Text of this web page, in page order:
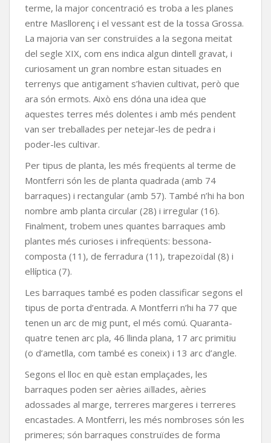
terme, la major concentració es troba a les planes
entre Masllorenç i el vessant est de la tossa Grossa.
La majoria van ser construïdes a la segona meitat
del segle XIX, com ens indica algun dintell gravat, i
curiosament un gran nombre estan situades en
terrenys que antigament s’havien cultivat, però que
ara són ermots. Això ens dóna una idea que
aquestes terres més dolentes i amb més pendent
van ser treballades per netejar-les de pedra i
poder-les cultivar.
Per tipus de planta, les més freqüents al terme de
Montferri són les de planta quadrada (amb 74
barraques) i rectangular (amb 57). També n’hi ha bon
nombre amb planta circular (28) i irregular (16).
Finalment, trobem unes quantes barraques amb
plantes més curioses i infreqüents: bessona-
composta (11), de ferradura (11), trapezoïdal (8) i
el·líptica (7).
Les barraques també es poden classificar segons el
tipus de porta d’entrada. A Montferri n’hi ha 77 que
tenen un arc de mig punt, el més comú. Quaranta-
quatre tenen arc pla, 46 llinda plana, 17 arc primitiu
(o d’ametlla, com també es coneix) i 13 arc d’angle.
Segons el lloc en què estan emplaçades, les
barraques poden ser aèries aïllades, aèries
adossades al marge, terreres margeres i terreres
encastades. A Montferri, les més nombroses són les
primeres; són barraques construïdes de forma